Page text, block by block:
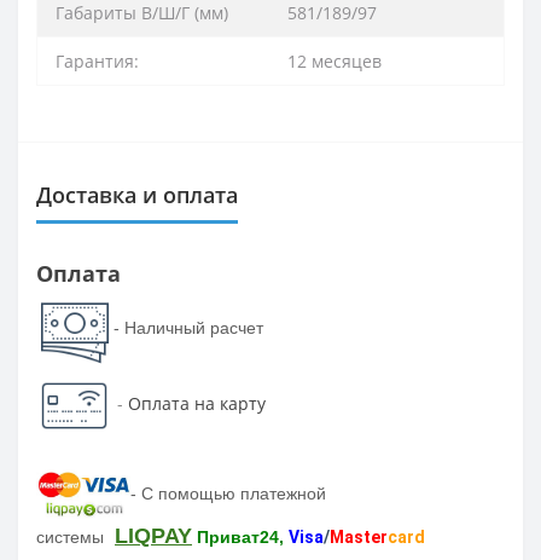
Габариты В/Ш/Г (мм) 581/189/97
Гарантия: 12 месяцев
Доставка и оплата
Оплата
- Наличный расчет
- Оплата на карту
- С помощью платежной
системы LIQPAY Приват24, Visa/Mastercard